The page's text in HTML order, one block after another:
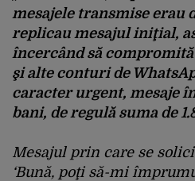
mesajele transmise erau
replicau mesajul iniţial,
încercând să
şi alte conturi de
caracter urgent, mesaje
bani, de regulă suma de
Mesajul prin care se
‘Bună, poţi să-mi